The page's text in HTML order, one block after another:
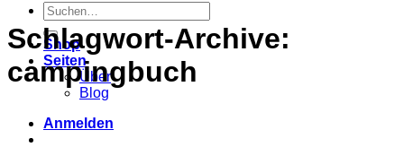
Suchen
nach:
Shop
Seiten
Über
Blog
Anmelden
Schlagwort-Archive:
campingbuch